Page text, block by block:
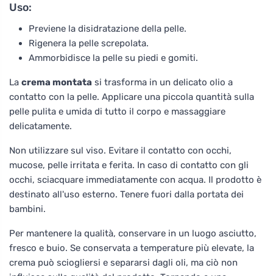
Uso:
Previene la disidratazione della pelle.
Rigenera la pelle screpolata.
Ammorbidisce la pelle su piedi e gomiti.
La crema montata si trasforma in un delicato olio a
contatto con la pelle. Applicare una piccola quantità sulla
pelle pulita e umida di tutto il corpo e massaggiare
delicatamente.
Non utilizzare sul viso. Evitare il contatto con occhi,
mucose, pelle irritata e ferita. In caso di contatto con gli
occhi, sciacquare immediatamente con acqua. Il prodotto è
destinato all'uso esterno. Tenere fuori dalla portata dei
bambini.
Per mantenere la qualità, conservare in un luogo asciutto,
fresco e buio. Se conservata a temperature più elevate, la
crema può sciogliersi e separarsi dagli oli, ma ciò non